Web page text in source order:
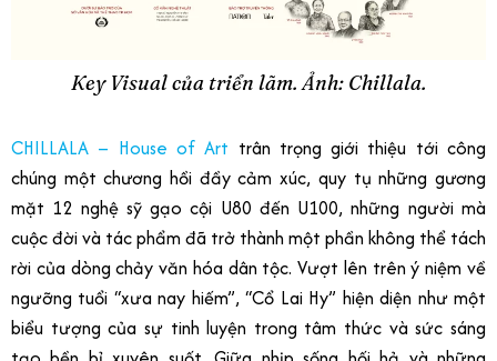
Key Visual của triển lãm. Ảnh: Chillala.
CHILLALA – House of Art trân trọng giới thiệu tới công
chúng một chương hồi đầy cảm xúc, quy tụ những gương
mặt 12 nghệ sỹ gạo cội U80 đến U100, những người mà
cuộc đời và tác phẩm đã trở thành một phần không thể tách
rời của dòng chảy văn hóa dân tộc. Vượt lên trên ý niệm về
ngưỡng tuổi “xưa nay hiếm”, “Cổ Lai Hy” hiện diện như một
biểu tượng của sự tinh luyện trong tâm thức và sức sáng